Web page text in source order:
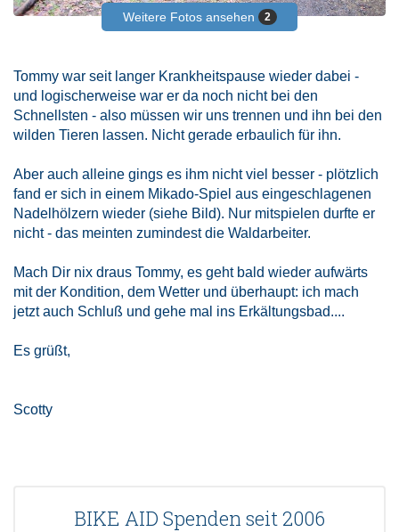
Weitere Fotos ansehen 2
Tommy war seit langer Krankheitspause wieder dabei -
und logischerweise war er da noch nicht bei den
Schnellsten - also müssen wir uns trennen und ihn bei den
wilden Tieren lassen. Nicht gerade erbaulich für ihn.
Aber auch alleine gings es ihm nicht viel besser - plötzlich
fand er sich in einem Mikado-Spiel aus eingeschlagenen
Nadelhölzern wieder (siehe Bild). Nur mitspielen durfte er
nicht - das meinten zumindest die Waldarbeiter.
Mach Dir nix draus Tommy, es geht bald wieder aufwärts
mit der Kondition, dem Wetter und überhaupt: ich mach
jetzt auch Schluß und gehe mal ins Erkältungsbad....
Es grüßt,
Scotty
BIKE AID Spenden seit 2006